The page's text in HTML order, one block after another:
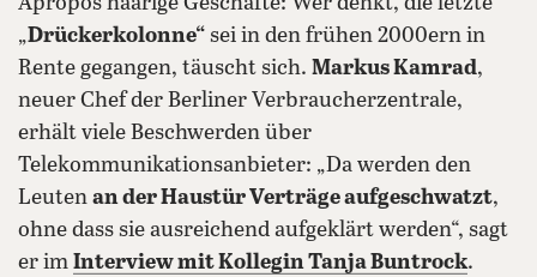
„Drückerkolonne“ sei in den frühen 2000ern in
Rente gegangen, täuscht sich. Markus Kamrad,
neuer Chef der Berliner Verbraucherzentrale,
erhält viele Beschwerden über
Telekommunikationsanbieter: „Da werden den
Leuten an der Haustür Verträge aufgeschwatzt,
ohne dass sie ausreichend aufgeklärt werden“, sagt
er im Interview mit Kollegin Tanja Buntrock.